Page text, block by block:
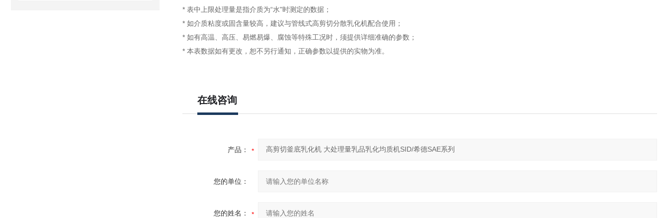
* 表中上限处理量是指介质为“水"时测定的数据；
* 如介质粘度或固含量较高，建议与管线式高剪切分散乳化机配合使用；
* 如有高温、高压、易燃易爆、腐蚀等特殊工况时，须提供详细准确的参数；
* 本表数据如有更改，恕不另行通知，正确参数以提供的实物为准。
在线咨询
产品：
您的单位：
您的姓名：